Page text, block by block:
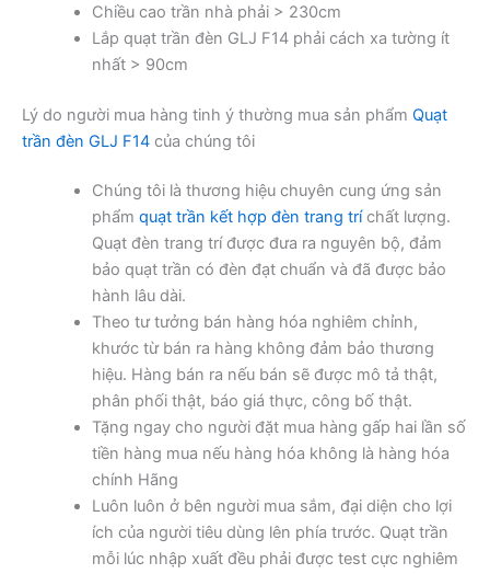
Chiều cao trần nhà phải > 230cm
Lắp quạt trần đèn GLJ F14 phải cách xa tường ít
nhất > 90cm
Lý do người mua hàng tinh ý thường mua sản phẩm Quạt
trần đèn GLJ F14 của chúng tôi
Chúng tôi là thương hiệu chuyên cung ứng sản
phẩm quạt trần kết hợp đèn trang tríchất lượng.
Quạt đèn trang trí được đưa ra nguyên bộ, đảm
bảo quạt trần có đèn đạt chuẩn và đã được bảo
hành lâu dài.
Theo tư tưởng bán hàng hóa nghiêm chỉnh,
khước từ bán ra hàng không đảm bảo thương
hiệu. Hàng bán ra nếu bán sẽ được mô tả thật,
phân phối thật, báo giá thực, công bố thật.
Tặng ngay cho người đặt mua hàng gấp hai lần số
tiền hàng mua nếu hàng hóa không là hàng hóa
chính Hãng
Luôn luôn ở bên người mua sắm, đại diện cho lợi
ích của người tiêu dùng lên phía trước. Quạt trần
mỗi lúc nhập xuất đều phải được test cực nghiêm